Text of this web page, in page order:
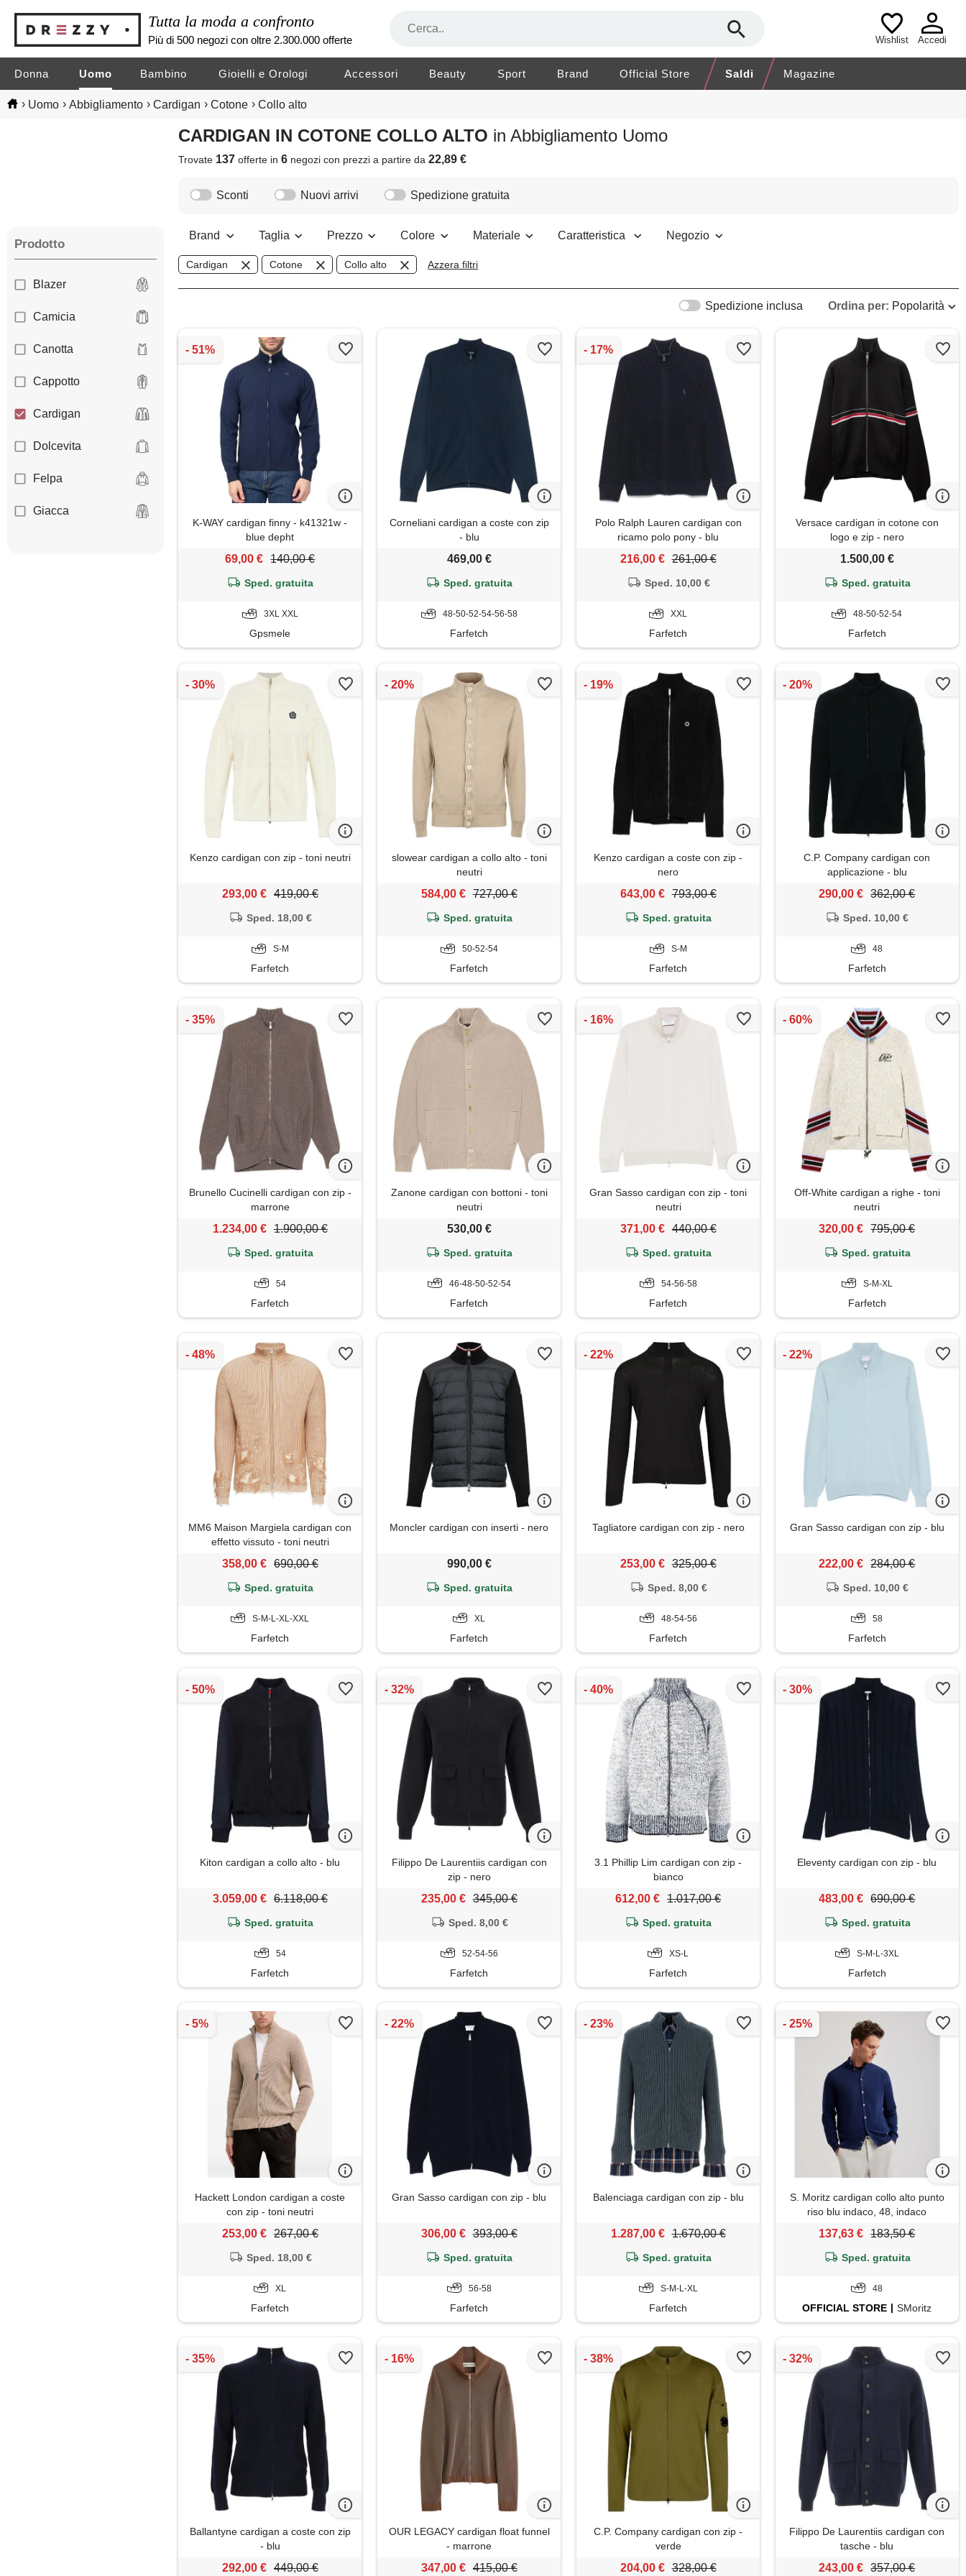
Tutta la moda a confronto
Più di 500 negozi con oltre 2.300.000 offerte Wishlist Accedi
Donna Uomo Bambino Gioielli e Orologi Accessori Beauty Sport Brand Official Store Saldi Magazine
› Uomo › Abbigliamento › Cardigan › Cotone › Collo alto
CARDIGAN IN COTONE COLLO ALTO in Abbigliamento Uomo
Trovate 137 offerte in6 negozicon prezzi a partire da22,89 €
Prodotto
Blazer
Camicia
Canotta
Cappotto
Cardigan
Dolcevita
Felpa
Giacca
Sconti Nuovi arrivi Spedizione gratuita
Brand Taglia Prezzo Colore Materiale Caratteristica Negozio
Cardigan Cotone Collo alto Azzera filtri
Ordina per: Popolarità
Spedizione inclusa
K-WAY cardigan finny - k41321w -
blue depht
69,00 € 140,00 €
Sped. gratuita
3XL XXL
Gpsmele
Corneliani cardigan a coste con zip
- blu
469,00 €
Sped. gratuita
48-50-52-54-56-58
Farfetch
Polo Ralph Lauren cardigan con
ricamo polo pony - blu
216,00 € 261,00 €
Sped. 10,00 €
XXL
Farfetch
Versace cardigan in cotone con
logo e zip - nero
1.500,00 €
Sped. gratuita
48-50-52-54
Farfetch
Kenzo cardigan con zip - toni neutri
293,00 € 419,00 €
Sped. 18,00 €
S-M
Farfetch
slowear cardigan a collo alto - toni
neutri
584,00 € 727,00 €
Sped. gratuita
50-52-54
Farfetch
Kenzo cardigan a coste con zip -
nero
643,00 € 793,00 €
Sped. gratuita
S-M
Farfetch
C.P. Company cardigan con
applicazione - blu
290,00 € 362,00 €
Sped. 10,00 €
48
Farfetch
Brunello Cucinelli cardigan con zip -
marrone
1.234,00 € 1.900,00 €
Sped. gratuita
54
Farfetch
Zanone cardigan con bottoni - toni
neutri
530,00 €
Sped. gratuita
46-48-50-52-54
Farfetch
Gran Sasso cardigan con zip - toni
neutri
371,00 € 440,00 €
Sped. gratuita
54-56-58
Farfetch
Off-White cardigan a righe - toni
neutri
320,00 € 795,00 €
Sped. gratuita
S-M-XL
Farfetch
MM6 Maison Margiela cardigan con
effetto vissuto - toni neutri
358,00 € 690,00 €
Sped. gratuita
S-M-L-XL-XXL
Farfetch
Moncler cardigan con inserti - nero
990,00 €
Sped. gratuita
XL
Farfetch
Tagliatore cardigan con zip - nero
253,00 € 325,00 €
Sped. 8,00 €
48-54-56
Farfetch
Gran Sasso cardigan con zip - blu
222,00 € 284,00 €
Sped. 10,00 €
58
Farfetch
Kiton cardigan a collo alto - blu
3.059,00 € 6.118,00 €
Sped. gratuita
54
Farfetch
Filippo De Laurentiis cardigan con
zip - nero
235,00 € 345,00 €
Sped. 8,00 €
52-54-56
Farfetch
3.1 Phillip Lim cardigan con zip -
bianco
612,00 € 1.017,00 €
Sped. gratuita
XS-L
Farfetch
Eleventy cardigan con zip - blu
483,00 € 690,00 €
Sped. gratuita
S-M-L-3XL
Farfetch
Hackett London cardigan a coste
con zip - toni neutri
253,00 € 267,00 €
Sped. 18,00 €
XL
Farfetch
Gran Sasso cardigan con zip - blu
306,00 € 393,00 €
Sped. gratuita
56-58
Farfetch
Balenciaga cardigan con zip - blu
1.287,00 € 1.670,00 €
Sped. gratuita
S-M-L-XL
Farfetch
S. Moritz cardigan collo alto punto
riso blu indaco, 48, indaco
137,63 € 183,50 €
Sped. gratuita
48
OFFICIAL STORE SMoritz
Ballantyne cardigan a coste con zip
- blu
292,00 € 449,00 €
OUR LEGACY cardigan float funnel
- marrone
347,00 € 415,00 €
C.P. Company cardigan con zip -
verde
204,00 € 328,00 €
Filippo De Laurentiis cardigan con
tasche - blu
243,00 € 357,00 €